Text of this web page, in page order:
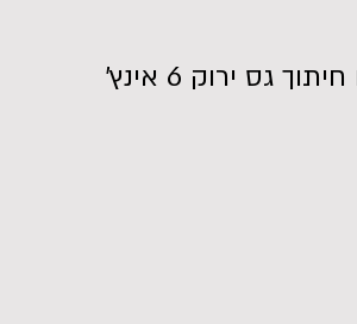
פד ספוג יהלום חיתוך גס ירוק 6 אינץ'